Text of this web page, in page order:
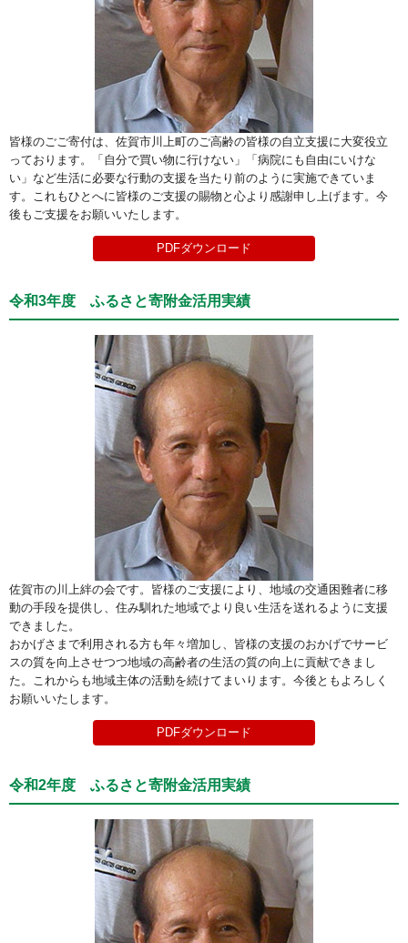
皆様のごご寄付は、佐賀市川上町のご高齢の皆様の自立支援に大変役立
っております。「自分で買い物に行けない」「病院にも自由にいけな
い」など生活に必要な行動の支援を当たり前のように実施できていま
す。これもひとへに皆様のご支援の賜物と心より感謝申し上げます。今
後もご支援をお願いいたします。
PDFダウンロード
令和3年度 ふるさと寄附金活用実績
佐賀市の川上絆の会です。皆様のご支援により、地域の交通困難者に移
動の手段を提供し、住み馴れた地域でより良い生活を送れるように支援
できました。
おかげさまで利用される方も年々増加し、皆様の支援のおかげでサービ
スの質を向上させつつ地域の高齢者の生活の質の向上に貢献できまし
た。これからも地域主体の活動を続けてまいります。今後ともよろしく
お願いいたします。
PDFダウンロード
令和2年度 ふるさと寄附金活用実績